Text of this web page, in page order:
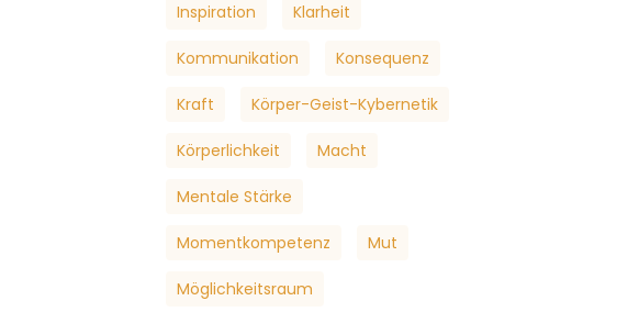
Inspiration Klarheit
Kommunikation Konsequenz
Kraft Körper-Geist-Kybernetik
Körperlichkeit Macht
Mentale Stärke
Momentkompetenz Mut
Möglichkeitsraum